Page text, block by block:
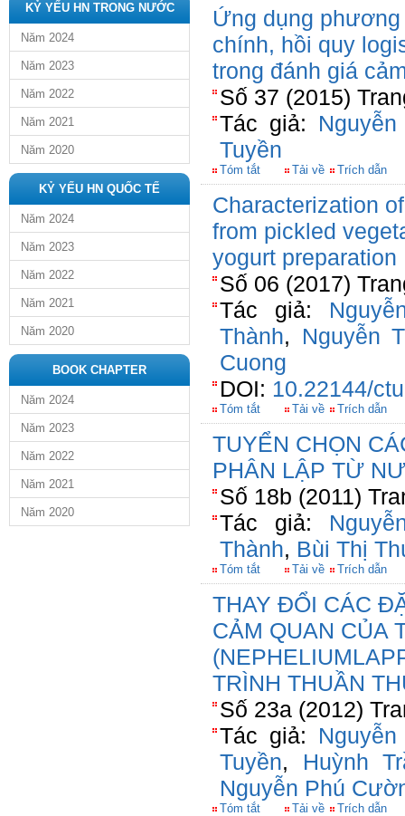
KỶ YẾU HN TRONG NƯỚC
Năm 2024
Năm 2023
Năm 2022
Năm 2021
Năm 2020
KỶ YẾU HN QUỐC TẾ
Năm 2024
Năm 2023
Năm 2022
Năm 2021
Năm 2020
BOOK CHAPTER
Năm 2024
Năm 2023
Năm 2022
Năm 2021
Năm 2020
Ứng dụng
chính, hồi quy
trong đánh giá
Số 37 (2015)
Tác giả:
Tuyền
Tóm tắt Tải về Trích dẫn
Characterization
from pickled
yogurt preparation
Số 06 (2017)
Tác giả:
Thành, Nguyễn
Cuong
DOI: 10.22144/
Tóm tắt Tải về Trích dẫn
TUYỂN CHỌN
PHÂN LẬP TỪ
Số 18b (2011)
Tác giả:
Thành, Bùi Thị
Tóm tắt Tải về Trích dẫn
THAY ĐỔI CÁC
CẢM QUAN CỦA
TRÌNH THUẦN
Số 23a (2012)
Tác giả:
Tuyền, Huỳnh
Nguyễn Phú
Tóm tắt Tải về Trích dẫn